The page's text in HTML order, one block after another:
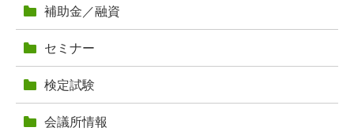
補助金／融資
セミナー
検定試験
会議所情報